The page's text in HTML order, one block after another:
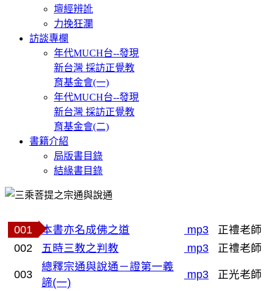
壇經辨訛
力挽狂瀾
訪談專欄
年代MUCH台--發現
新台灣 採訪正覺教
育基金會(一)
年代MUCH台--發現
新台灣 採訪正覺教
育基金會(二)
書籍介紹
局版書目錄
結緣書目錄
001 本書亦名成佛之道 mp3
正禮老師
002
五時三教之判教 mp3 正禮老師
003
總釋宗通與說通－證第一義
諦(一)
mp3 正光老師